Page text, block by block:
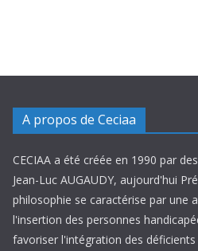
A propos de Ceciaa
CECIAA a été créée en 1990 par
Jean-Luc AUGAUDY, aujourd'hui
philosophie se caractérise par une
l'insertion des personnes
favoriser l'intégration des